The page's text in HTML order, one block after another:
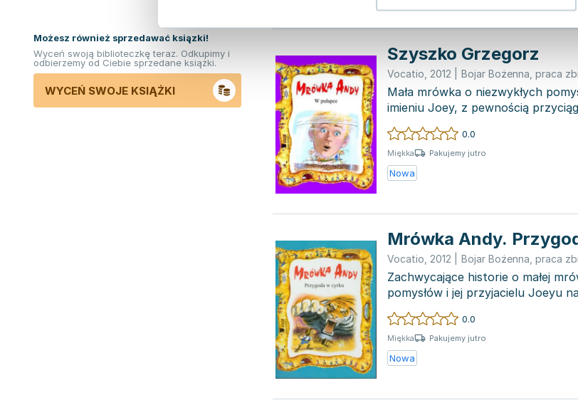
Możesz również sprzedawać ksiązki!
Wyceń swoją biblioteczkę teraz. Odkupimy i
odbierzemy od Ciebie sprzedane książki.
WYCEŃ SWOJE KSIĄŻKI
Szyszko Grzegorz
Vocatio 2012 Bojar Bożenna praca
Mała mrówka o niezwykłych
imieniu Joey, z pewnością
fascynuj...
0.0
Miękka Pakujemy jutro
Nowa
Mrówka Andy.
Vocatio 2012 Bojar Bożenna praca
Zachwycające historie o małej
pomysłów i jej przyjacielu Joeyu
najmłodszych czyte...
0.0
Miękka Pakujemy jutro
Nowa